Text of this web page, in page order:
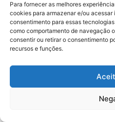
Para fornecer as melhores
cookies para armazenar e/ou
consentimento para essas
como comportamento de navegação
consentir ou retirar o consentimento
recursos e funções.
Eleições 2026: